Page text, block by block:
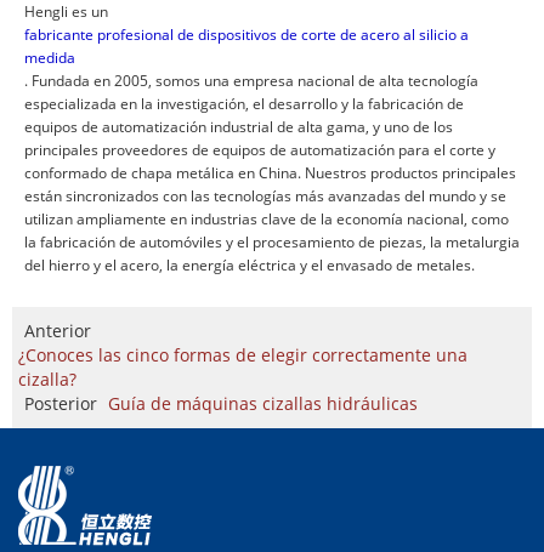
Hengli es un
fabricante profesional de dispositivos de corte de acero al silicio a
medida
. Fundada en 2005, somos una empresa nacional de alta tecnología
especializada en la investigación, el desarrollo y la fabricación de
equipos de automatización industrial de alta gama, y uno de los
principales proveedores de equipos de automatización para el corte y
conformado de chapa metálica en China. Nuestros productos principales
están sincronizados con las tecnologías más avanzadas del mundo y se
utilizan ampliamente en industrias clave de la economía nacional, como
la fabricación de automóviles y el procesamiento de piezas, la metalurgia
del hierro y el acero, la energía eléctrica y el envasado de metales.
Anterior
¿Conoces las cinco formas de elegir correctamente una
cizalla?
Posterior Guía de máquinas cizallas hidráulicas